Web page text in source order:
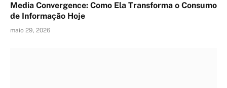
Media Convergence: Como Ela Transforma o Consumo
de Informação Hoje
maio 29, 2026